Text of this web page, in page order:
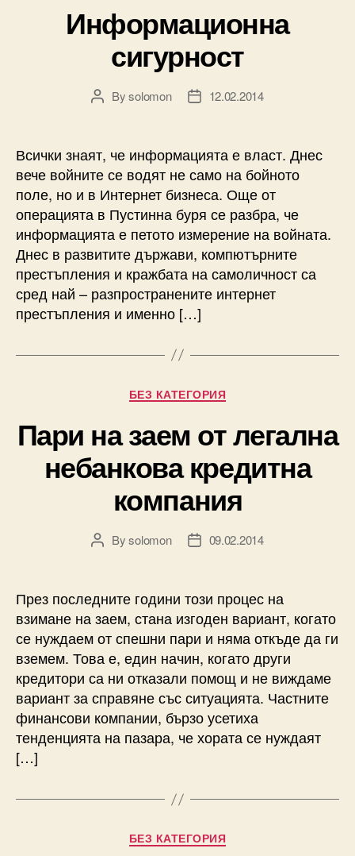
Информационна
сигурност
PostBysolomon
Post12.02.2014
Всички знаят, че информацията е власт. Днес
вече войните се водят не само на бойното
поле, но и в Интернет бизнеса. Още от
операцията в Пустинна буря се разбра, че
информацията е петото измерение на войната.
Днес в развитите държави, компютърните
престъпления и кражбата на самоличност са
сред най – разпространените интернет
престъпления и именно […]
Categories
БЕЗ КАТЕГОРИЯ
Пари на заем от легална
небанкова кредитна
компания
PostBysolomon
Post09.02.2014
През последните години този процес на
взимане на заем, стана изгоден вариант, когато
се нуждаем от спешни пари и няма откъде да ги
вземем. Това е, един начин, когато други
кредитори са ни отказали помощ и не виждаме
вариант за справяне със ситуацията. Частните
финансови компании, бързо усетиха
тенденцията на пазара, че хората се нуждаят
[…]
Categories
БЕЗ КАТЕГОРИЯ